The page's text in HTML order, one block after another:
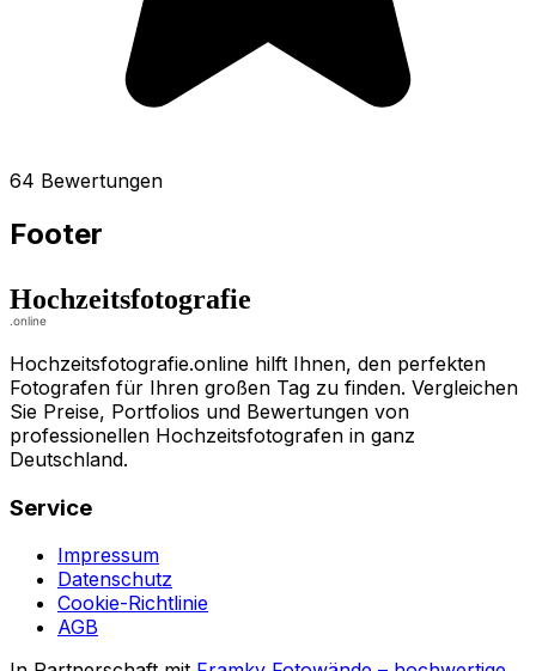
64 Bewertungen
Footer
Hochzeitsfotografie.online hilft Ihnen, den perfekten
Fotografen für Ihren großen Tag zu finden. Vergleichen
Sie Preise, Portfolios und Bewertungen von
professionellen Hochzeitsfotografen in ganz
Deutschland.
Service
Impressum
Datenschutz
Cookie-Richtlinie
AGB